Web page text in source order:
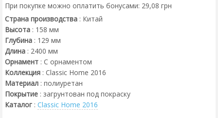
При покупке можно оплатить бонусами: 29,08 грн
Страна производства : Китай
Высота : 158 мм
Глубина : 129 мм
Длина : 2400 мм
Орнамент : С орнаментом
Коллекция : Classic Home 2016
Материал : полиуретан
Покрытие : загрунтован под покраску
Каталог : Classic Home 2016